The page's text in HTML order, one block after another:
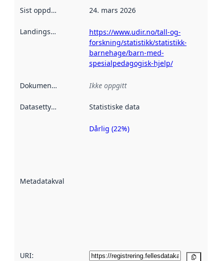
Sist oppdatert 24. mars 2026
Landingsside
https://www.udir.no/tall-og-
forskning/statistikk/statistikk-
barnehage/barn-med-
spesialpedagogisk-hjelp/
Dokumentasjon Ikke oppgitt
Datasettype Statistiske data
Metadatakvalitet
Metadatakvalitet
Dårlig (22%)
URI: